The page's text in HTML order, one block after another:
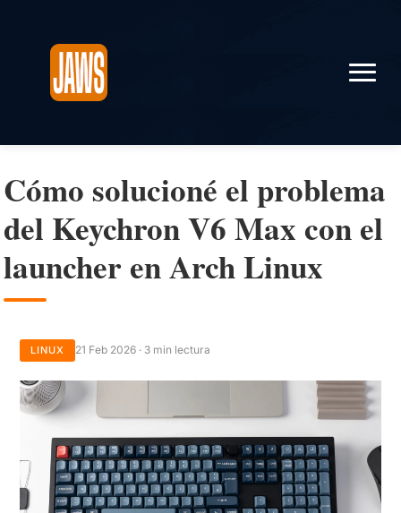
Cómo solucioné el problema
del Keychron V6 Max con el
launcher en Arch Linux
LINUX 21 Feb 2026 · 3 min lectura